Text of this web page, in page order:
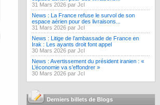
31 Mars 2026 par Jcl
News : La France refuse le survol de son
espace aérien pour des livraisons...
31 Mars 2026 par Jcl
News : Litige de l’ambassade de France en
Irak : Les ayants droit font appel
30 Mars 2026 par Jcl
News : Avertissement du président iranien : «
L’économie va s’effondrer »
30 Mars 2026 par Jcl
Derniers billets de Blogs